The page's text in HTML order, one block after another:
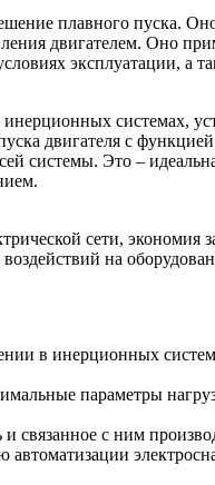
плавного пуска.
двигателем. Оно
эксплуатации, а
системах,
двигателя с
системы. Это –
сети, экономия
на
в инерционных
параметры
с ним